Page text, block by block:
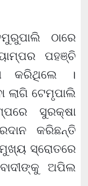
ଠାରେ
ପହଞ୍ଚି
କରିଥିଲେ ।
ଲାଗି ଟେମୃପାଲି
ସୁରକ୍ଷା
କରିଛନ୍ତି
ମୁଖ୍ୟ ସ୍ରୋତରେ
ଅପିଲ